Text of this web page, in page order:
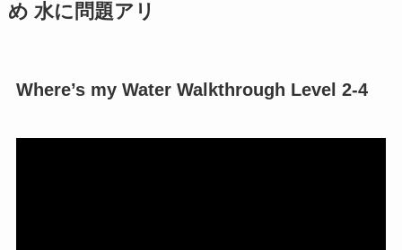
め 水に問題アリ
Where’s my Water Walkthrough Level 2-4